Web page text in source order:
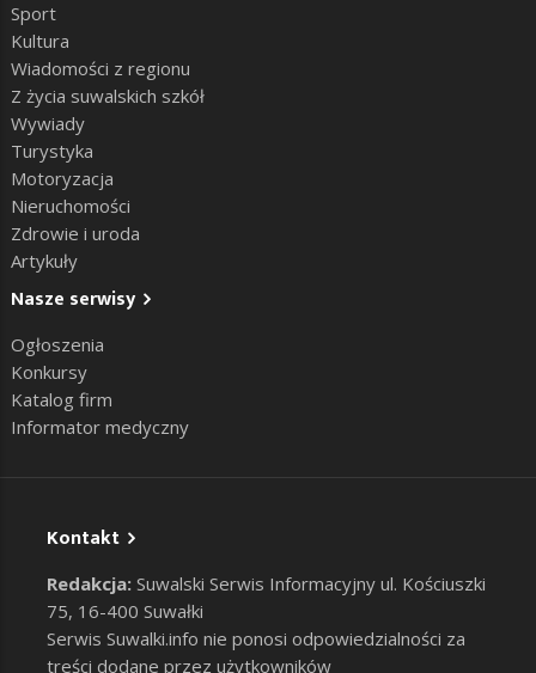
Sport
Kultura
Wiadomości z regionu
Z życia suwalskich szkół
Wywiady
Turystyka
Motoryzacja
Nieruchomości
Zdrowie i uroda
Artykuły
Nasze serwisy
Ogłoszenia
Konkursy
Katalog firm
Informator medyczny
Kontakt
Redakcja: Suwalski Serwis Informacyjny ul. Kościuszki
75, 16-400 Suwałki
Serwis Suwalki.info nie ponosi odpowiedzialności za
treści dodane przez użytkowników